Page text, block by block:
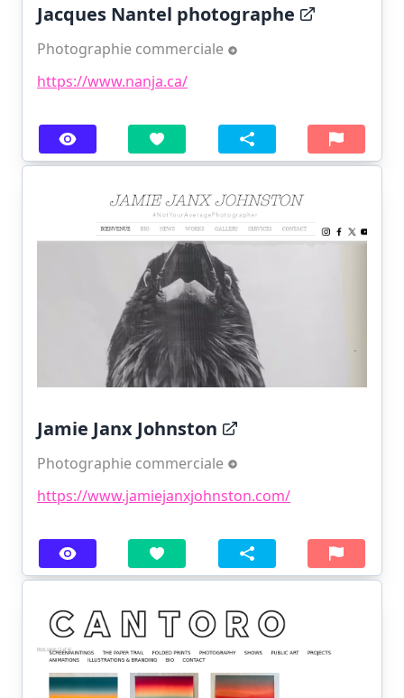
Jacques Nantel photographe
Photographie commerciale
https://www.nanja.ca/
Jamie Janx Johnston
Photographie commerciale
https://www.jamiejanxjohnston.com/